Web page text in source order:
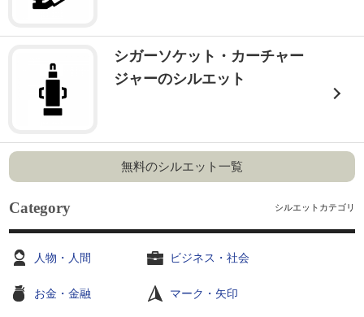
シガーソケット・カーチャー
ジャーのシルエット
無料のシルエット一覧
Category シルエットカテゴリ
人物・人間 ビジネス・社会
お金・金融 マーク・矢印